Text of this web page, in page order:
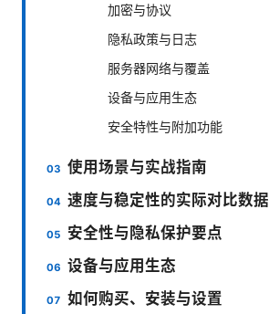
加密与协议
隐私政策与日志
服务器网络与覆盖
设备与应用生态
安全特性与附加功能
使用场景与实战指南
速度与稳定性的实际对比数据
安全性与隐私保护要点
设备与应用生态
如何购买、安装与设置